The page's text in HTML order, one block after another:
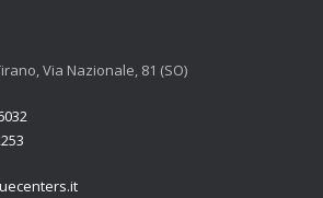
Via Nazionale, 81 (SO)